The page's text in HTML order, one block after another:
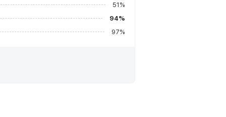
51 %
94%
97%